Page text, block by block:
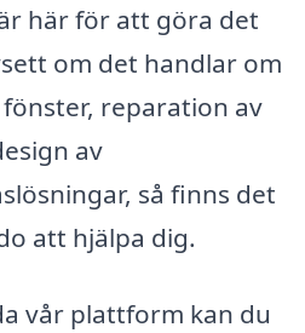
här för att göra det
om det handlar om
reparation av
av
så finns det
att hjälpa dig.
vår plattform kan du